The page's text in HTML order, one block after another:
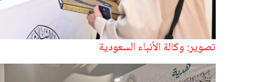
تصوير: وكالة الأنباء السعودية